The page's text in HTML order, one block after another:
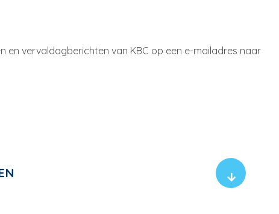
vervaldagberichten van KBC op een e-mailadres naar